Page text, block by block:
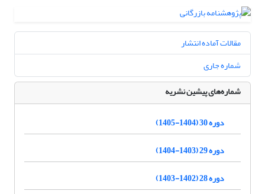
مقالات آماده انتشار
شماره جاری
شماره‌های پیشین نشریه
دوره 30 (1404-1405)
دوره 29 (1403-1404)
دوره 28 (1402-1403)